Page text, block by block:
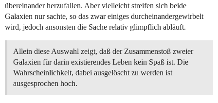
übereinander herzufallen. Aber vielleicht streifen sich beide
Galaxien nur sachte, so das zwar einiges durcheinandergewirbelt
wird, jedoch ansonsten die Sache relativ glimpflich abläuft.
Allein diese Auswahl zeigt, daß der Zusammenstoß zweier
Galaxien für darin existierendes Leben kein Spaß ist. Die
Wahrscheinlichkeit, dabei ausgelöscht zu werden ist
ausgesprochen hoch.